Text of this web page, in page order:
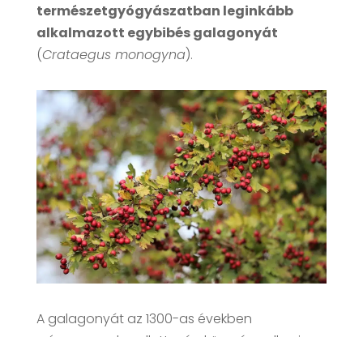
természetgyógyászatban leginkább
alkalmazott egybibés galagonyát
(Crataegus monogyna).
A galagonyát az 1300-as években